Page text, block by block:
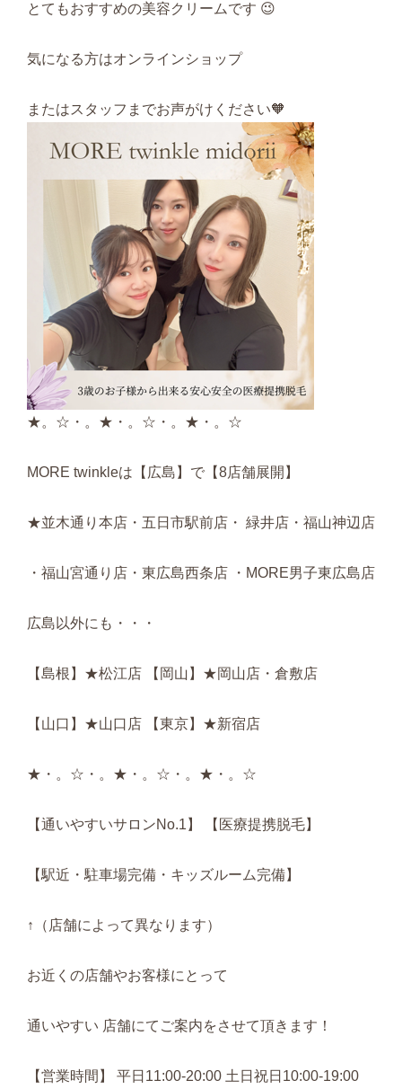
とてもおすすめの美容クリームです 😉
気になる方はオンラインショップ
またはスタッフまでお声がけください🧡
★。☆・。★・。☆・。★・。☆
MORE twinkleは【広島】で【8店舗展開】
★並木通り本店・五日市駅前店・ 緑井店・福山神辺店
・福山宮通り店・東広島西条店 ・MORE男子東広島店
広島以外にも・・・
【島根】★松江店 【岡山】★岡山店・倉敷店
【山口】★山口店 【東京】★新宿店
★・。☆・。★・。☆・。★・。☆
【通いやすいサロンNo.1】 【医療提携脱毛】
【駅近・駐車場完備・キッズルーム完備】
↑（店舗によって異なります）
お近くの店舗やお客様にとって
通いやすい 店舗にてご案内をさせて頂きます！
【営業時間】 平日11:00-20:00 土日祝日10:00-19:00